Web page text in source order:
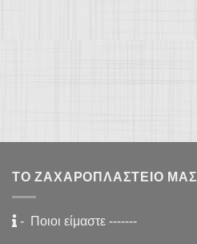
ΤΟ ΖΑΧΑΡΟΠΛΑΣΤΕΊΟ ΜΑΣ
- Ποιοι είμαστε -------